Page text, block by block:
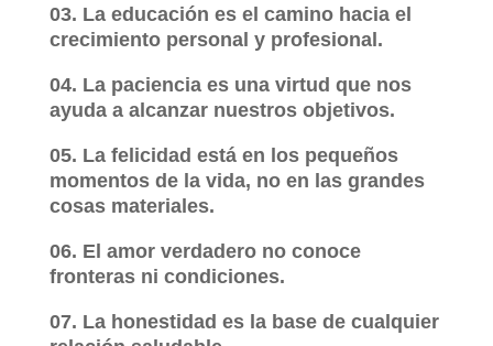
03. La educación es el camino hacia el
crecimiento personal y profesional.
04. La paciencia es una virtud que nos
ayuda a alcanzar nuestros objetivos.
05. La felicidad está en los pequeños
momentos de la vida, no en las grandes
cosas materiales.
06. El amor verdadero no conoce
fronteras ni condiciones.
07. La honestidad es la base de cualquier